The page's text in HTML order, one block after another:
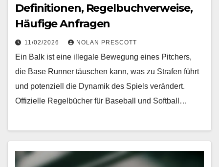
Definitionen, Regelbuchverweise,
Häufige Anfragen
11/02/2026 NOLAN PRESCOTT
Ein Balk ist eine illegale Bewegung eines Pitchers,
die Base Runner täuschen kann, was zu Strafen führt
und potenziell die Dynamik des Spiels verändert.
Offizielle Regelbücher für Baseball und Softball…